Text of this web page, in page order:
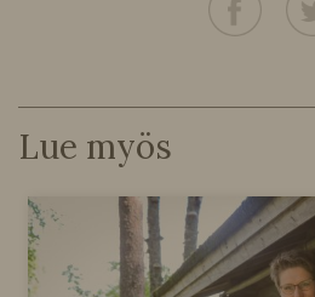
Lue myös